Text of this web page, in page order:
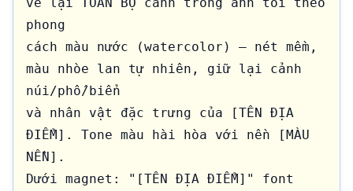
phong
cách màu nước (watercolor) — nét mềm,
màu nhòe lan tự nhiên, giữ lại cảnh
núi/phố/biển
và nhân vật đặc trưng của [TÊN ĐỊA
ĐIỂM]. Tone màu hài hòa với nền [MÀU
NỀN].
Dưới magnet: "[TÊN ĐỊA ĐIỂM]" font